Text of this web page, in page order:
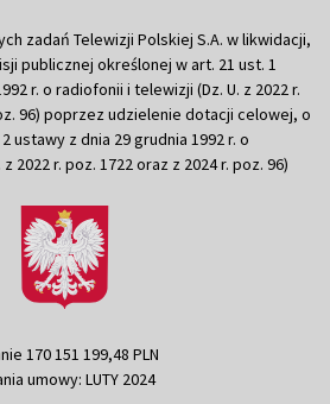
zadań Telewizji Polskiej S.A. w likwidacji,
publicznej określonej w art. 21 ust. 1
r. o radiofonii i telewizji (Dz. U. z 2022 r.
96) poprzez udzielenie dotacji celowej, o
ustawy z dnia 29 grudnia 1992 r. o
2022 r. poz. 1722 oraz z 2024 r. poz. 96)
170 151 199,48 PLN
umowy: LUTY 2024